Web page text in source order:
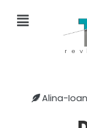
Alina-